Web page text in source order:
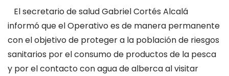
El secretario de salud Gabriel Cortés Alcalá
informó que el Operativo es de manera permanente
con el objetivo de proteger a la población de riesgos
sanitarios por el consumo de productos de la pesca
y por el contacto con agua de alberca al visitar